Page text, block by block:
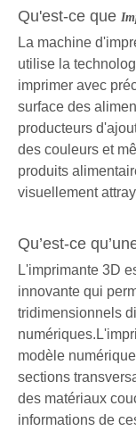
Qu'est-ce que
La machine
utilise la
imprimer avec
surface des
producteurs
des couleurs et
produits
visuellement
Qu’est-ce
L'imprimante 3D
innovante qui
tridimensionnels
modèle
sections
des matériaux
informations de